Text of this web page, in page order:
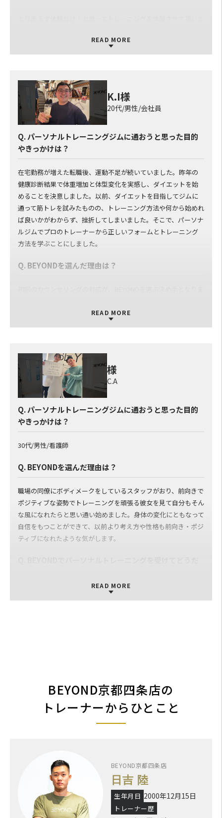
には刺さりました。でもその場では入会をせず一旦家で考えま
す！と伝えた所無理な入会を勧められる事もなく本当に素晴ら
Q. BEYONDのパーソナルトレーナーについて
私の入会当初からの担当岩崎さんは本当に楽しい方で熱意が凄
く伝わってきます。トレも飽きないように色々工夫して頂いてま
す。その後店長の日吉さんとのお2人にトレを見て頂いて、日吉
さんは身体をスキャン出来る能力があるのでは？と思うぐらい
不調などを瞬時に察知されます！これには本当に怖いぐらいバ
レます！ そのおかげでトレーニングの取り組みを考えて下さる
のでトレする方には本当に素晴らしいパフォーマンスが出来る
と思います。 本当にBEYONDには個性豊かな素晴らしいトレー
ナーさんばかりです。
READ MORE
K.I様
20代/男性/会社員
Q. パーソナルトレーニングジムに通おうと思った目的
やきっかけは？
在宅勤務が増えた転職後、運動不足が続いていました。昨年の
健康診断結果で体重増加と体型変化を実感し、ダイエットを始
めることを決意しました。以前、ダイエットを目指してジムに
通って筋トレを試みたものの、トレーニング方法や何から始めれ
ば良いかがわからず、挫折してしまいました。そこで、パーソナ
ルジムでプロのトレーナーから正しいフォームとトレーニング
方法を学ぶことにしました。
Q. BEYONDを選んだ理由は？
らず、具体的なダイエットの目標設定やBEYOND卒業後の計画に
BEYONDを選ぶ決心がつきました。
Q. BEYONDでパーソナルトレーニングを受けてどうだ
ったか？
Q. BEYONDのパーソナルトレーナーについて
山村さんと松田さんが担当してくださることが多く、彼らが毎
とで、トレーニングに励むことができています。また、多くの質
問に対して丁寧にお答えいただき、感謝しています。
READ MORE
様
C.A
Q. パーソナルトレーニングジムに通おうと思った目的
やきっかけは？
30代/男性/看護師
Q. BEYONDを選んだ理由は？
職場の同僚にボディメークをしているスタッフがおり、前向きで
ポジティブな姿勢でトレーニングを頑張る彼女を見て自分もそん
な風になれたらと思い通い始めました。身体の変化にともなって
自信をもつことができて、以前より考え方や性格も前向き・ポジ
ティブになれたような気がします。
友人が通っており、リアルな口コミを耳にしていたのが1番大き
日吉くんのセッションはおさえるべきポイントをわかりやすく
まとめて伝えてもらえて自主トレの時もそれを意識して取り組む
ようにしています。いつも些細なことでも良くなったところを褒
めてくれたり、モチベーションを落とさずにトレーニングを続け
READ MORE
BEYOND京都四条店の
トレーナーからひとこと
BEYOND京都四条店
日吉 陸
生年月日 2000年12月15日
トレーナー歴